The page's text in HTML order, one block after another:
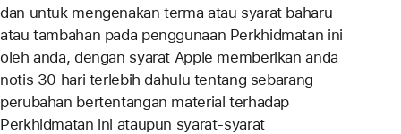
dan untuk mengenakan terma atau syarat baharu
atau tambahan pada penggunaan Perkhidmatan ini
oleh anda, dengan syarat Apple memberikan anda
notis 30 hari terlebih dahulu tentang sebarang
perubahan bertentangan material terhadap
Perkhidmatan ini ataupun syarat-syarat